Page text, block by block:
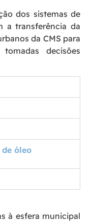
dos sistemas de
a transferência da
da CMS para
decisões
de óleo
à esfera municipal